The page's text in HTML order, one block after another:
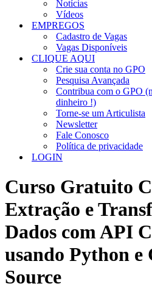
Notícias
Vídeos
EMPREGOS
Cadastro de Vagas
Vagas Disponíveis
CLIQUE AQUI
Crie sua conta no GPO
Pesquisa Avançada
Contribua com o GPO
dinheiro !)
Torne-se um Articulista
Newsletter
Fale Conosco
Política de privacidade
LOGIN
Curso Gratuito
Extração e
Dados com API
usando Python e
Source